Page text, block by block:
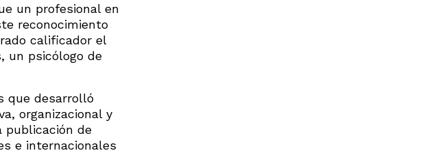
un profesional en
reconocimiento
calificador el
un psicólogo de
que desarrolló
organizacional y
publicación de
e internacionales